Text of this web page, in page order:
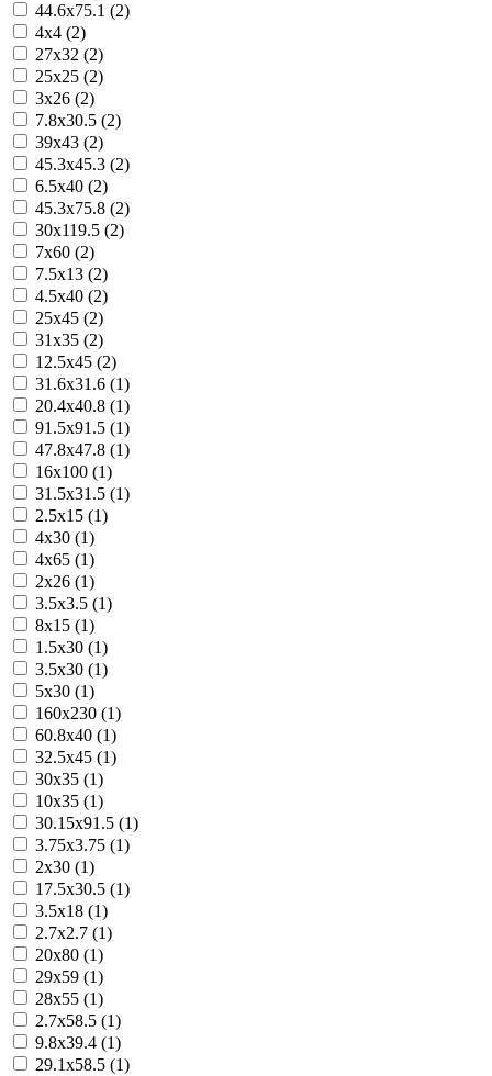
44.6x75.1 (2)
4x4 (2)
27x32 (2)
25x25 (2)
3x26 (2)
7.8x30.5 (2)
39x43 (2)
45.3x45.3 (2)
6.5x40 (2)
45.3x75.8 (2)
30x119.5 (2)
7x60 (2)
7.5x13 (2)
4.5x40 (2)
25x45 (2)
31x35 (2)
12.5x45 (2)
31.6x31.6 (1)
20.4x40.8 (1)
91.5x91.5 (1)
47.8x47.8 (1)
16x100 (1)
31.5x31.5 (1)
2.5x15 (1)
4x30 (1)
4x65 (1)
2x26 (1)
3.5x3.5 (1)
8x15 (1)
1.5x30 (1)
3.5x30 (1)
5x30 (1)
160x230 (1)
60.8x40 (1)
32.5x45 (1)
30x35 (1)
10x35 (1)
30.15x91.5 (1)
3.75x3.75 (1)
2x30 (1)
17.5x30.5 (1)
3.5x18 (1)
2.7x2.7 (1)
20x80 (1)
29x59 (1)
28x55 (1)
2.7x58.5 (1)
9.8x39.4 (1)
29.1x58.5 (1)